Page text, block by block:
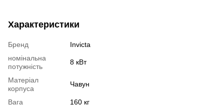
Характеристики
Бренд
Invicta
номінальна
потужність
8 кВт
Матеріал
корпуса
Чавун
Вага
160 кг